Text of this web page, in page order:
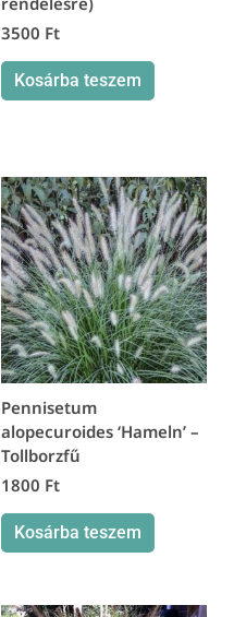
3500 Ft
Kosárba teszem
Pennisetum
alopecuroides ‘Hameln’ –
Tollborzfű
1800 Ft
Kosárba teszem